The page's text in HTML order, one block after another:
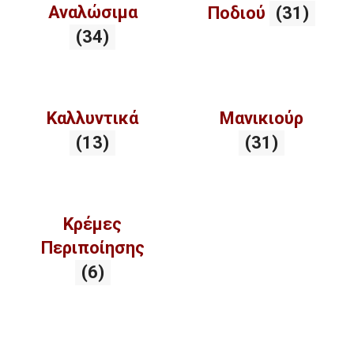
Αναλώσιμα
(34)
Ποδιού (31)
Καλλυντικά
(13)
Μανικιούρ
(31)
Κρέμες
Περιποίησης
(6)